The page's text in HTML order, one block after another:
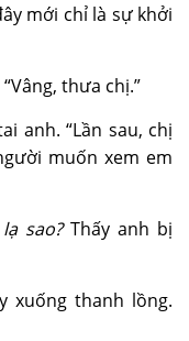
mới chỉ là sự khởi
thưa chị.”
anh. “Lần sau, chị
muốn xem em
sao?Thấy anh bị
xuống thanh lồng.